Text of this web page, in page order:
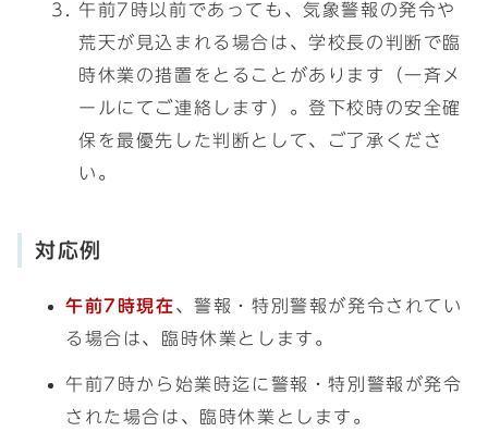
午前7時以前であっても、気象警報の発令や
荒天が見込まれる場合は、学校長の判断で臨
時休業の措置をとることがあります（一斉メ
ールにてご連絡します）。登下校時の安全確
保を最優先した判断として、ご了承くださ
い。
対応例
午前7時現在、警報・特別警報が発令されてい
る場合は、臨時休業とします。
午前7時から始業時迄に警報・特別警報が発令
された場合は、臨時休業とします。